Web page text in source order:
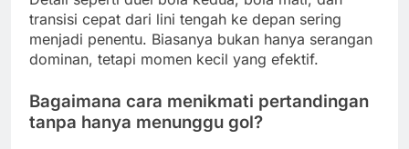
transisi cepat dari lini tengah ke depan sering
menjadi penentu. Biasanya bukan hanya serangan
dominan, tetapi momen kecil yang efektif.
Bagaimana cara menikmati pertandingan
tanpa hanya menunggu gol?